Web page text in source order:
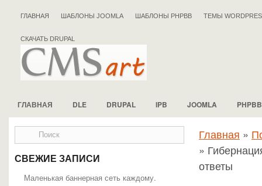
ГЛАВНАЯ ШАБЛОНЫ JOOMLA ШАБЛОНЫ PHPBB ТЕМЫ
СКАЧАТЬ DRUPAL
ГЛАВНАЯ DLE DRUPAL IPB JOOMLA PHPBB
СВЕЖИЕ ЗАПИСИ
Маленькая баннерная сеть каждому.
Главная »
»
ответы